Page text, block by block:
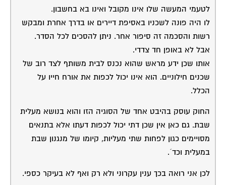
לטעמי המעשה שלו אינו מקובל ואינו בא בחשבון.
לו היה פונה לשכניו באסיפת דיירים או בדרך אחרת ומבקש
רשות והסכמה זה סיפור אחר. ניתן להסכים לכל הסדר.
אבל לא באופן חד צדדי.
אותו שכן ידע מראש שהוא נכנס לבית משותף לצד רוב של
שכנים חילוניים. הוא אינו יכול לכפות את אורח חייו על
הכלל.
החוק עוסק בהיבט אחד של הסוגיה הזו והוא בנושא מעלית
שבת. גם כאן אין שכן דתי יכול לכפות דעתו אלא בתנאים
מסויימים כגון לפחות שתי מעליות, קיומו של מנגנון שבת
במעלית וכד´.
לכן אני רואה בכך ענין עקרוני ולא רק ואף לא בעיקר כספי.